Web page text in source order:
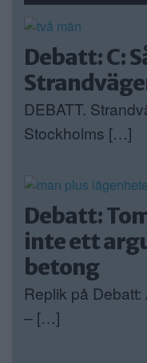
Debatt: C:
DEBATT.
Stockholms […]
Debatt:
inte ett
betong
Replik på
– […]